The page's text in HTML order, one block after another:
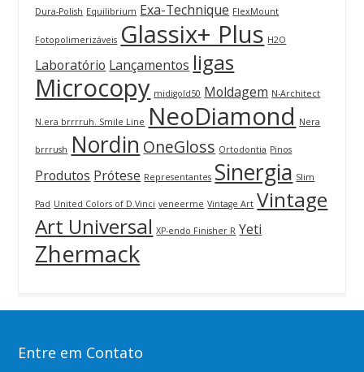
Dura-Polish Equilibrium Exa-Technique FlexMount
Fotopolimerizáveis Glassix+ Plus H2O
Laboratório Lançamentos ligas
Microcopy midigold50 Moldagem N-Architect
N.era brrrruh. Smile Line NeoDiamond Nera
brrrush Nordin OneGloss Ortodontia Pinos
Produtos Prótese Representantes Sinergia Slim
Pad United Colors of D.Vinci veneerme Vintage Art Vintage
Art Universal XP-endo Finisher R Yeti
Zhermack
Entre em Contato